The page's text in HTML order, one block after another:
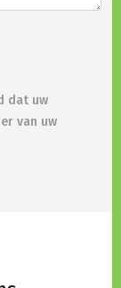
dat uw
van uw